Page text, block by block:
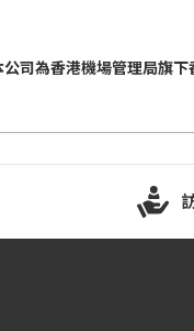
公司為香港機場管理局旗下